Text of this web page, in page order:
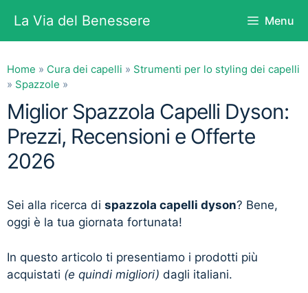
contenuto
La Via del Benessere Menu
Home » Cura dei capelli » Strumenti per lo styling dei capelli
» Spazzole »
Miglior Spazzola Capelli Dyson:
Prezzi, Recensioni e Offerte
2026
Sei alla ricerca di spazzola capelli dyson? Bene,
oggi è la tua giornata fortunata!
In questo articolo ti presentiamo i prodotti più
acquistati (e quindi migliori) dagli italiani.